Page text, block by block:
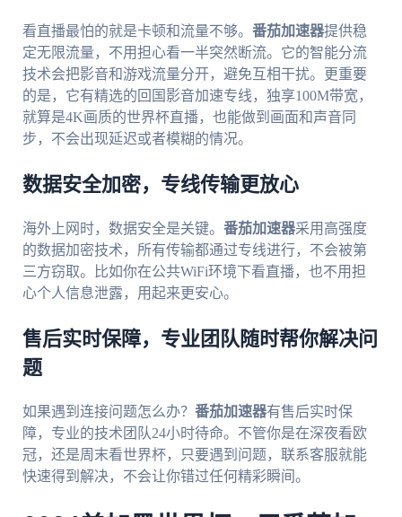
看直播最怕的就是卡顿和流量不够。 番茄加速器提供稳
定无限流量，不用担心看一半突然断流。它的智能分流
技术会把影音和游戏流量分开，避免互相干扰。更重要
的是，它有精选的回国影音加速专线，独享100M带宽，
就算是4K画质的世界杯直播，也能做到画面和声音同
步，不会出现延迟或者模糊的情况。
数据安全加密，专线传输更放心
海外上网时，数据安全是关键。 番茄加速器采用高强度
的数据加密技术，所有传输都通过专线进行，不会被第
三方窃取。比如你在公共WiFi环境下看直播，也不用担
心个人信息泄露，用起来更安心。
售后实时保障，专业团队随时帮你解决问
题
如果遇到连接问题怎么办？ 番茄加速器有售后实时保
障，专业的技术团队24小时待命。不管你是在深夜看欧
冠，还是周末看世界杯，只要遇到问题，联系客服就能
快速得到解决，不会让你错过任何精彩瞬间。